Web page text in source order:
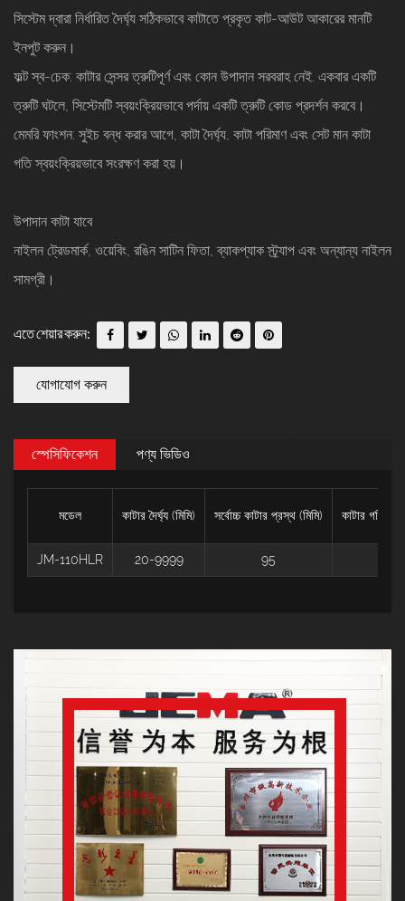
সিস্টেম দ্বারা নির্ধারিত দৈর্ঘ্য সঠিকভাবে কাটাতে প্রকৃত কাট-আউট আকারের মানটি
ইনপুট করুন।
ফল্ট স্ব-চেক: কাটার সেন্সর ত্রুটিপূর্ণ এবং কোন উপাদান সরবরাহ নেই. একবার একটি
ত্রুটি ঘটলে, সিস্টেমটি স্বয়ংক্রিয়ভাবে পর্দায় একটি ত্রুটি কোড প্রদর্শন করবে।
মেমরি ফাংশন: সুইচ বন্ধ করার আগে, কাটা দৈর্ঘ্য, কাটা পরিমাণ এবং সেট মান কাটা
গতি স্বয়ংক্রিয়ভাবে সংরক্ষণ করা হয়।
উপাদান কাটা যাবে
নাইলন ট্রেডমার্ক, ওয়েবিং, রঙিন সাটিন ফিতা, ব্যাকপ্যাক স্ট্র্যাপ এবং অন্যান্য নাইলন
সামগ্রী।
এতে শেয়ার করুন:
যোগাযোগ করুন
স্পেসিফিকেশন পণ্য ভিডিও
মডেল কাটার দৈর্ঘ্য (মিমি) সর্বোচ্চ কাটার প্রস্থ (মিমি) কাটার গতি
JM-110HLR 20-9999 95